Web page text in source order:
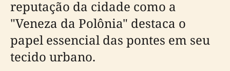
reputação da cidade como a
"Veneza da Polônia" destaca o
papel essencial das pontes em seu
tecido urbano.